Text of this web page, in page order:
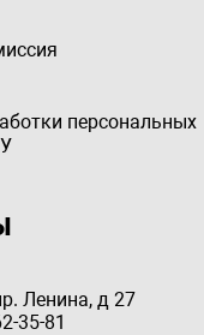
персональных
Ленина, д 27
35-81